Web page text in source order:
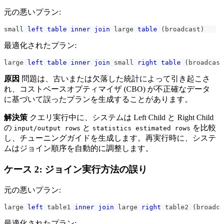
元の悪いプラン:
small left table inner join large table ( broadcast )
最適化されたプラン:
large left table inner join small right table (
原因 問題は、古いまたは欠落した統計によって引き起こさ
れ、コストベースオプティマイザ (CBO) が不正確なデータ
に基づいて誤ったプランを生成することがあります。
解決策 クエリ実行中に、システムは Left Child と Right Child
の input/output rows と statistics estimated rows を比較
し、チューニングガイドを生成します。再実行時に、システ
ムはジョイン順序を自動的に調整します。
ケース 2: ジョイン実行方法の誤り
元の悪いプラン:
large left table1 inner join large right table2 (